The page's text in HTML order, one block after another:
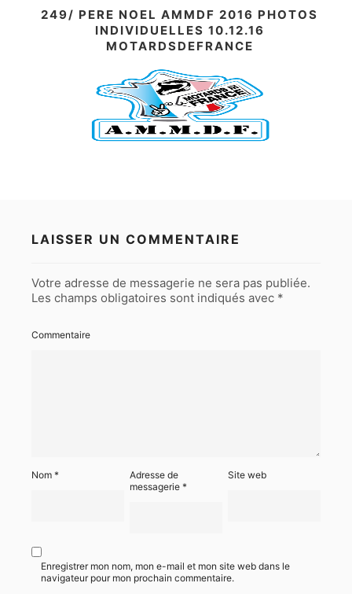
249/ PERE NOEL AMMDF 2016 PHOTOS
INDIVIDUELLES 10.12.16
MOTARDSDEFRANCE
LAISSER UN COMMENTAIRE
Votre adresse de messagerie ne sera pas publiée.
Les champs obligatoires sont indiqués avec *
Commentaire
Nom *
Adresse de
messagerie*
Site web
Enregistrer mon nom, mon e-mail et mon site web dans le
navigateur pour mon prochain commentaire.